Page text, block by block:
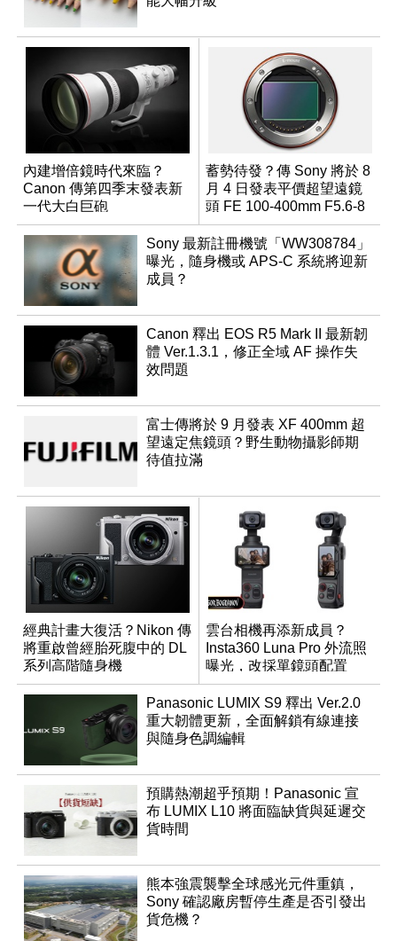
內建增倍鏡時代來臨？
Canon 傳第四季末發表新
一代大白巨砲
蓄勢待發？傳 Sony 將於 8
月 4 日發表平價超望遠鏡
頭 FE 100-400mm F5.6-8
Sony 最新註冊機號「WW308784」
曝光，隨身機或 APS-C 系統將迎新
成員？
Canon 釋出 EOS R5 Mark II 最新韌
體 Ver.1.3.1，修正全域 AF 操作失
效問題
富士傳將於 9 月發表 XF 400mm 超
望遠定焦鏡頭？野生動物攝影師期
待值拉滿
經典計畫大復活？Nikon 傳
將重啟曾經胎死腹中的 DL
系列高階隨身機
雲台相機再添新成員？
Insta360 Luna Pro 外流照
曝光，改採單鏡頭配置
Panasonic LUMIX S9 釋出 Ver.2.0
重大韌體更新，全面解鎖有線連接
與隨身色調編輯
預購熱潮超乎預期！Panasonic 宣
布 LUMIX L10 將面臨缺貨與延遲交
貨時間
熊本強震襲擊全球感光元件重鎮，
Sony 確認廠房暫停生產是否引發出
貨危機？